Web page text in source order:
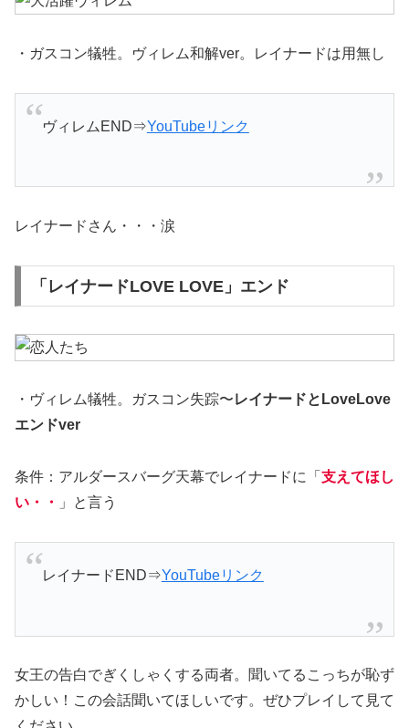
・ガスコン犠牲。ヴィレム和解ver。レイナードは用無し
ヴィレムEND⇒YouTubeリンク
レイナードさん・・・涙
「レイナードLOVE LOVE」エンド
・ヴィレム犠牲。ガスコン失踪〜レイナードとLoveLove
エンドver
条件：アルダースバーグ天幕でレイナードに「 支えてほし
い・・
」と言う
レイナードEND⇒YouTubeリンク
女王の告白でぎくしゃくする両者。
聞いてるこっちが恥ず
かしい！ この会話聞いてほしいです。ぜひプレイして見て